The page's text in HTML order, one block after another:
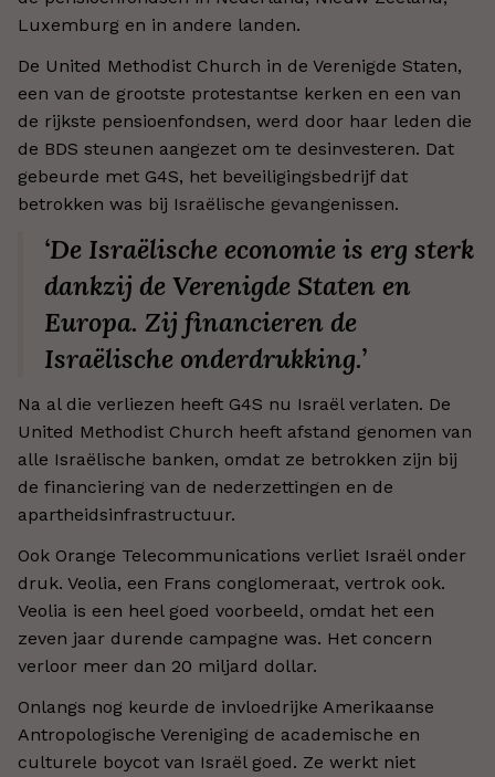
Luxemburg en in andere landen.
De United Methodist Church in de Verenigde Staten,
een van de grootste protestantse kerken en een van
de rijkste pensioenfondsen, werd door haar leden die
de BDS steunen aangezet om te desinvesteren. Dat
gebeurde met G4S, het beveiligingsbedrijf dat
betrokken was bij Israëlische gevangenissen.
‘De Israëlische economie is erg sterk
dankzij de Verenigde Staten en
Europa. Zij financieren de
Israëlische onderdrukking.’
Na al die verliezen heeft G4S nu Israël verlaten. De
United Methodist Church heeft afstand genomen van
alle Israëlische banken, omdat ze betrokken zijn bij
de financiering van de nederzettingen en de
apartheidsinfrastructuur.
Ook Orange Telecommunications verliet Israël onder
druk. Veolia, een Frans conglomeraat, vertrok ook.
Veolia is een heel goed voorbeeld, omdat het een
zeven jaar durende campagne was. Het concern
verloor meer dan 20 miljard dollar.
Onlangs nog keurde de invloedrijke Amerikaanse
Antropologische Vereniging de academische en
culturele boycot van Israël goed. Ze werkt niet